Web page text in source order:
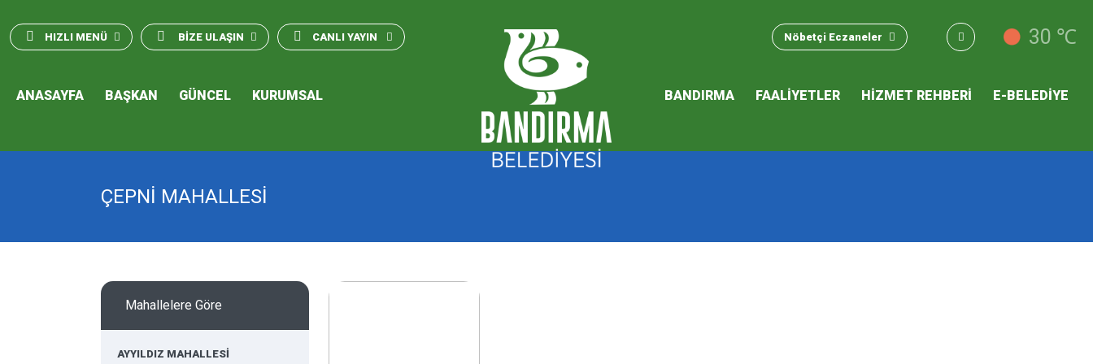
HIZLI MENÜ BİZE ULAŞIN CANLI YAYIN Nöbetçi Eczaneler 30 ℃
ANASAYFA BAŞKAN GÜNCEL KURUMSAL
2026 Performans Programı
BANDIRMA FAALİYETLER HİZMET REHBERİ E-BELEDİYE
ÇEPNİ MAHALLESİ
Mahallelere Göre
AYYILDIZ MAHALLESİ